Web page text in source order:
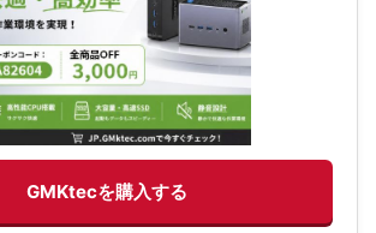
GMKtecを購入する